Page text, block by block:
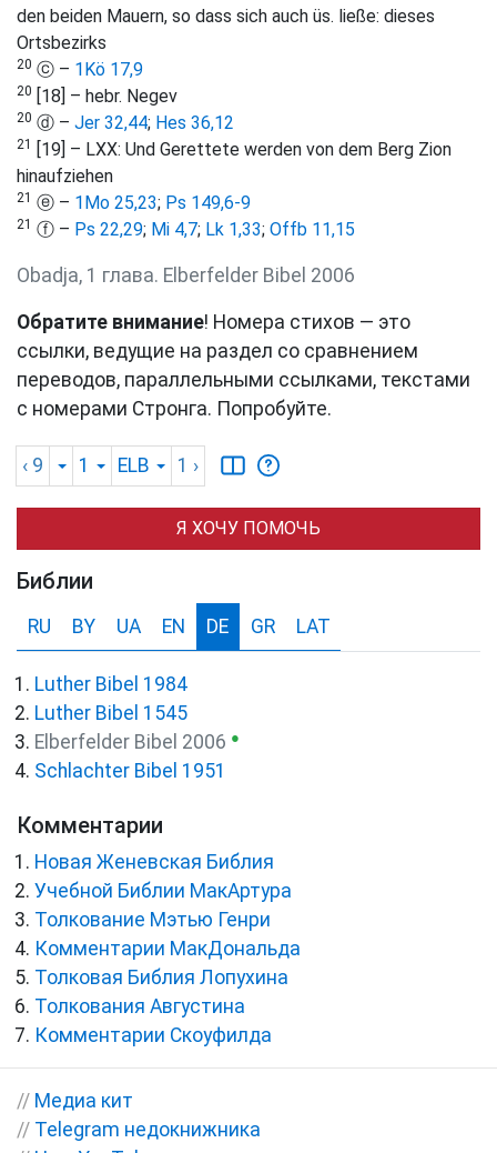
den beiden Mauern, so dass sich auch üs. ließe: dieses
Ortsbezirks
20 ⓒ – 1Kö 17,9
20 [18] – hebr. Negev
20 ⓓ – Jer 32,44; Hes 36,12
21
[19] – LXX: Und Gerettete werden von dem Berg Zion
hinaufziehen
21 ⓔ – 1Mo 25,23; Ps 149,6-9
21 ⓕ – Ps 22,29; Mi 4,7; Lk 1,33; Offb 11,15
Obadja, 1 глава. Elberfelder Bibel 2006
Обратите внимание! Номера стихов — это
ссылки, ведущие на раздел со сравнением
переводов, параллельными ссылками, текстами
с номерами Стронга. Попробуйте.
‹ 9 1 ELB 1 ›
Я ХОЧУ ПОМОЧЬ
Библии
RU BY UA EN DE GR LAT
Luther Bibel 1984
Luther Bibel 1545
Elberfelder Bibel 2006 ●
Schlachter Bibel 1951
Комментарии
Новая Женевская Библия
Учебной Библии МакАртура
Толкование Мэтью Генри
Комментарии МакДональда
Толковая Библия Лопухина
Толкования Августина
Комментарии Скоуфилда
// Медиа кит
// Telegram недокнижника